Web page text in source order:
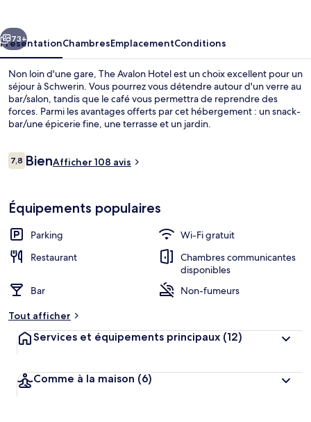
Suivant
73+
PrésentationChambresEmplacementConditions
Non loin d'une gare, The Avalon Hotel est un choix excellent pour un
séjour à Schwerin. Vous pourrez vous détendre autour d'un verre au
bar/salon, tandis que le café vous permettra de reprendre des
forces. Parmi les avantages offerts par cet hébergement : un snack-
bar/une épicerie fine, une terrasse et un jardin.
Avis
voyageurs
7,87,8 sur 10
BienAfficher 108 avis
Équipements populaires
Parking
Wi-Fi gratuit
Restaurant
Chambres communicantes
disponibles
Bar
Non-fumeurs
Tout afficher
Services et équipements principaux (12)
Comme à la maison (6)